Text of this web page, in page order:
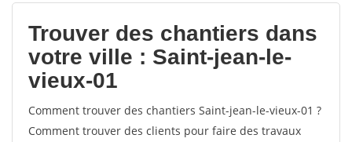
votes
Trouver des chantiers dans
votre ville : Saint-jean-le-
vieux-01
Comment trouver des chantiers Saint-jean-le-vieux-01 ?
Comment trouver des clients pour faire des travaux